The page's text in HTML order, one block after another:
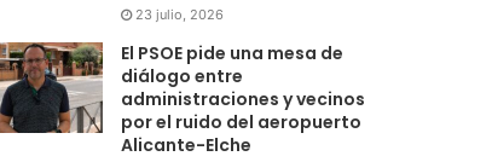
23 julio, 2026
El PSOE pide una mesa de
diálogo entre
administraciones y vecinos
por el ruido del aeropuerto
Alicante-Elche